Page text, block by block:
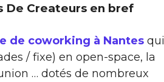
De Createurs en bref
de coworking à Nantes qui
/ fixe) en open-space, la
… dotés de nombreux